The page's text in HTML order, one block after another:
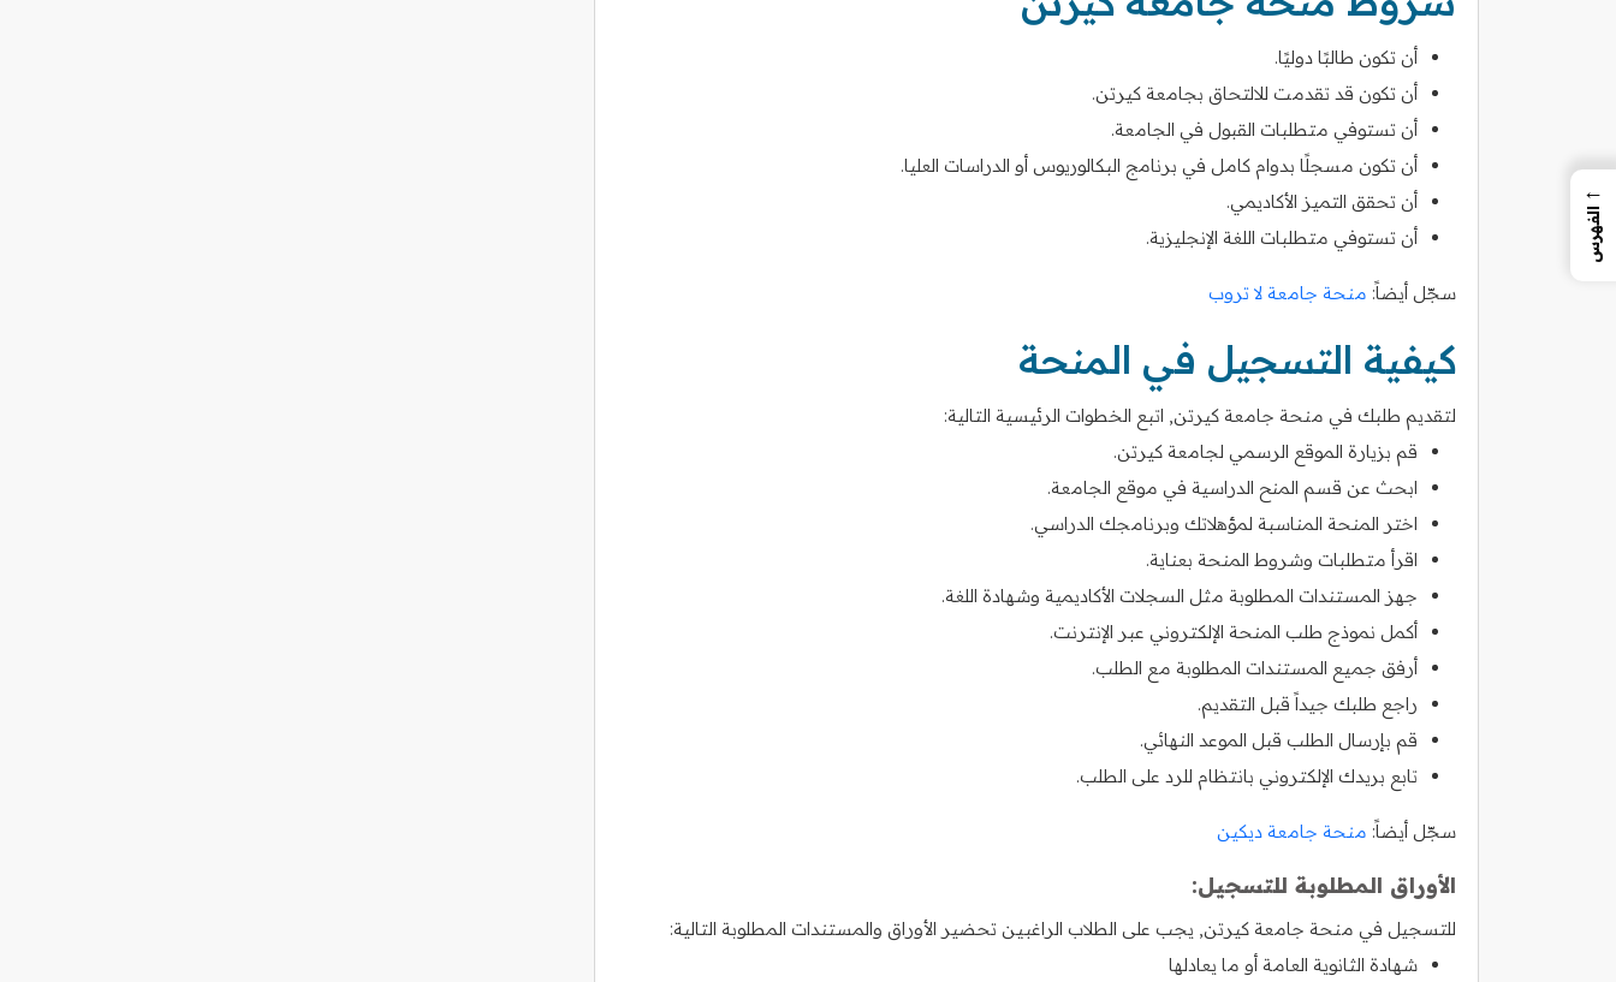
أن تكون طالبًا دوليًا.
أن تكون قد تقدمت للالتحاق بجامعة كيرتن.
أن تستوفي متطلبات القبول في الجامعة.
أن تكون مسجلًا بدوام كامل في برنامج البكالوريوس أو الدراسات العليا.
أن تحقق التميز الأكاديمي.
أن تستوفي متطلبات اللغة الإنجليزية.
سجّل أيضاً: منحة جامعة لا تروب
كيفية التسجيل في المنحة
لتقديم طلبك في منحة جامعة كيرتن, اتبع الخطوات الرئيسية التالية:
قم بزيارة الموقع الرسمي لجامعة كيرتن.
ابحث عن قسم المنح الدراسية في موقع الجامعة.
اختر المنحة المناسبة لمؤهلاتك وبرنامجك الدراسي.
اقرأ متطلبات وشروط المنحة بعناية.
جهز المستندات المطلوبة مثل السجلات الأكاديمية وشهادة اللغة.
أكمل نموذج طلب المنحة الإلكتروني عبر الإنترنت.
أرفق جميع المستندات المطلوبة مع الطلب.
راجع طلبك جيداً قبل التقديم.
قم بإرسال الطلب قبل الموعد النهائي.
تابع بريدك الإلكتروني بانتظام للرد على الطلب.
سجّل أيضاً: منحة جامعة ديكين
الأوراق المطلوبة للتسجيل:
للتسجيل في منحة جامعة كيرتن, يجب على الطلاب الراغبين تحضير الأوراق والمستندات المطلوبة التالية:
شهادة الثانوية العامة أو ما يعادلها
←
الفهرس